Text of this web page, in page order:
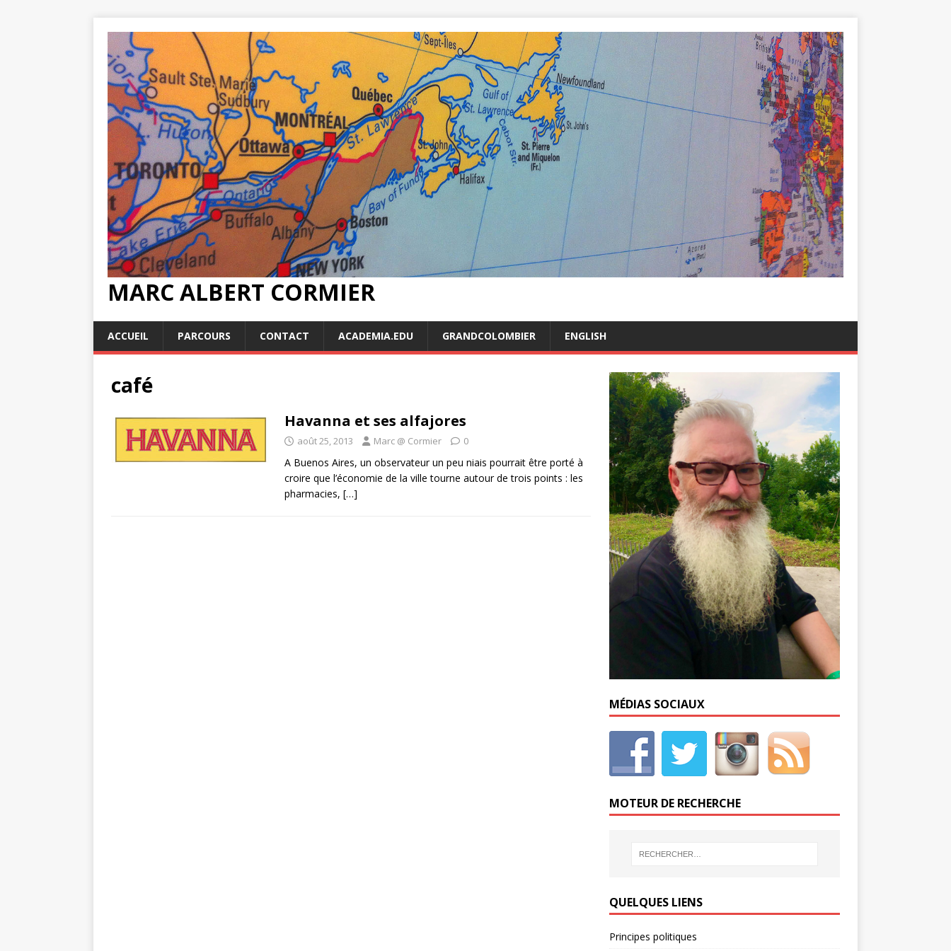
MARC ALBERT CORMIER
ACCUEIL PARCOURS CONTACT ACADEMIA.EDU GRANDCOLOMBIER ENGLISH
café
Havanna et ses alfajores
août 25, 2013 Marc @ Cormier 0
A Buenos Aires, un observateur un peu niais pourrait être porté à
croire que l’économie de la ville tourne autour de trois points : les
pharmacies, […]
MÉDIAS SOCIAUX
MOTEUR DE RECHERCHE
QUELQUES LIENS
Principes politiques